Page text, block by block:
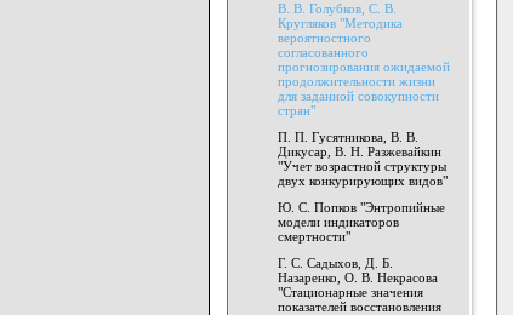
В. В. Голубков, С. В.
Кругляков "Методика
вероятностного
согласованного
прогнозирования ожидаемой
продолжительности жизни
для заданной совокупности
стран"
П. П. Гусятникова, В. В.
Дикусар, В. Н. Разжевайкин
"Учет возрастной структуры
двух конкурирующих видов"
Ю. С. Попков "Энтропийные
модели индикаторов
смертности"
Г. С. Садыхов, Д. Б.
Назаренко, О. В. Некрасова
"Стационарные значения
показателей восстановления